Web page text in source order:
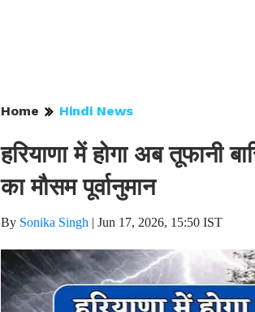
Home Hindi News
हरियाणा में होगा अब तूफानी
का मौसम पूर्वानुमान
By Sonika Singh | Jun 17, 2026, 15:50 IST